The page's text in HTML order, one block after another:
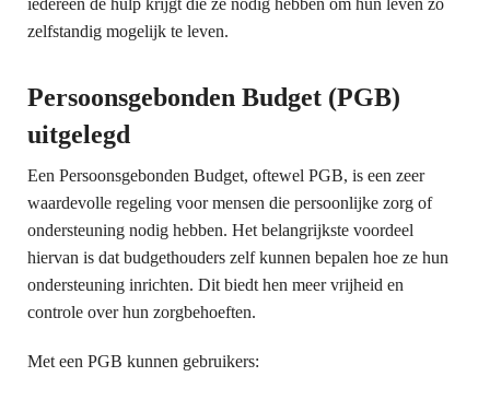
iedereen de hulp krijgt die ze nodig hebben om hun leven zo
zelfstandig mogelijk te leven.
Persoonsgebonden Budget (PGB)
uitgelegd
Een Persoonsgebonden Budget, oftewel PGB, is een zeer
waardevolle regeling voor mensen die persoonlijke zorg of
ondersteuning nodig hebben. Het belangrijkste voordeel
hiervan is dat budgethouders zelf kunnen bepalen hoe ze hun
ondersteuning inrichten. Dit biedt hen meer vrijheid en
controle over hun zorgbehoeften.
Met een PGB kunnen gebruikers: